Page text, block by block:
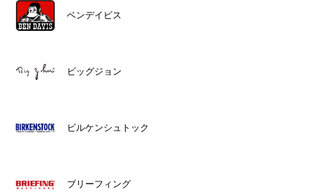
ベンデイビス
ビッグジョン
ビルケンシュトック
ブリーフィング